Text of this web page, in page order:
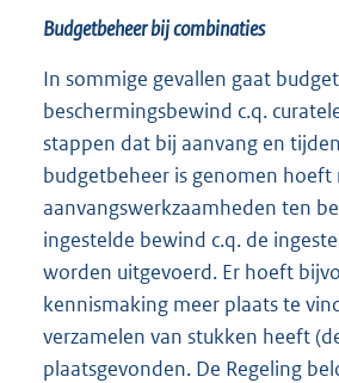
Budgetbeheer bij combinaties
In sommige gevallen gaat
beschermingsbewind c.q.
stappen dat bij aanvang en
budgetbeheer is genomen hoeft
aanvangswerkzaamheden ten
ingestelde bewind c.q. de
worden uitgevoerd. Er hoeft
kennismaking meer plaats te
verzamelen van stukken heeft
plaatsgevonden. De Regeling